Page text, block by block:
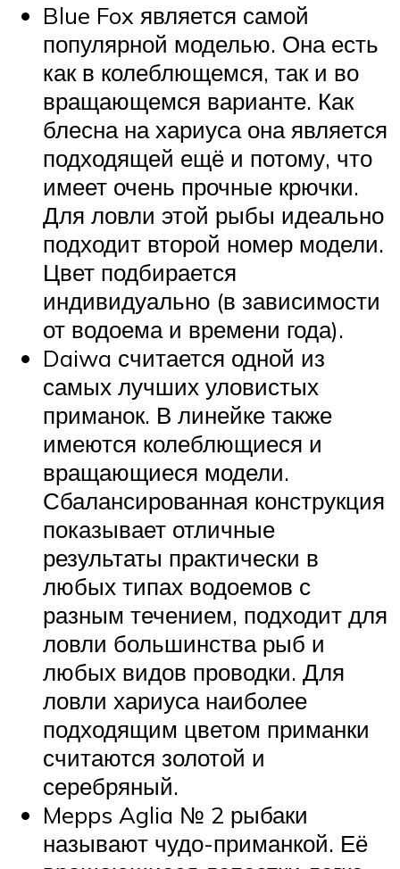
Blue Fox является самой
популярной моделью. Она есть
как в колеблющемся, так и во
вращающемся варианте. Как
блесна на хариуса она является
подходящей ещё и потому, что
имеет очень прочные крючки.
Для ловли этой рыбы идеально
подходит второй номер модели.
Цвет подбирается
индивидуально (в зависимости
от водоема и времени года).
Daiwa считается одной из
самых лучших уловистых
приманок. В линейке также
имеются колеблющиеся и
вращающиеся модели.
Сбалансированная конструкция
показывает отличные
результаты практически в
любых типах водоемов с
разным течением, подходит для
ловли большинства рыб и
любых видов проводки. Для
ловли хариуса наиболее
подходящим цветом приманки
считаются золотой и
серебряный.
Mepps Aglia № 2 рыбаки
называют чудо-приманкой. Её